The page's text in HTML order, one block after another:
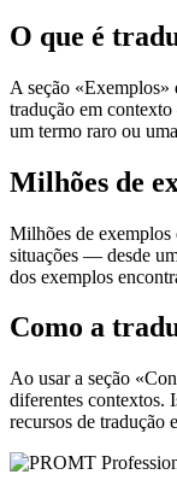
O que é
A seção «Exemplos»
tradução em
um termo raro ou
Milhões de
Milhões de exemplos
situações — desde
dos exemplos
Como a
Ao usar a seção
diferentes contextos.
recursos de